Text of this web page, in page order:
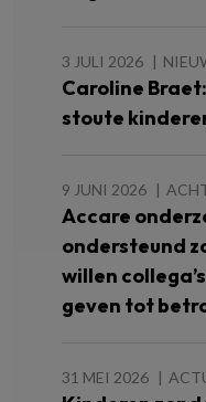
3 JULI 2026
Caroline
stoute
9 JUNI 2026
Accare
ondersteund
willen
geven tot
31 MEI 2026